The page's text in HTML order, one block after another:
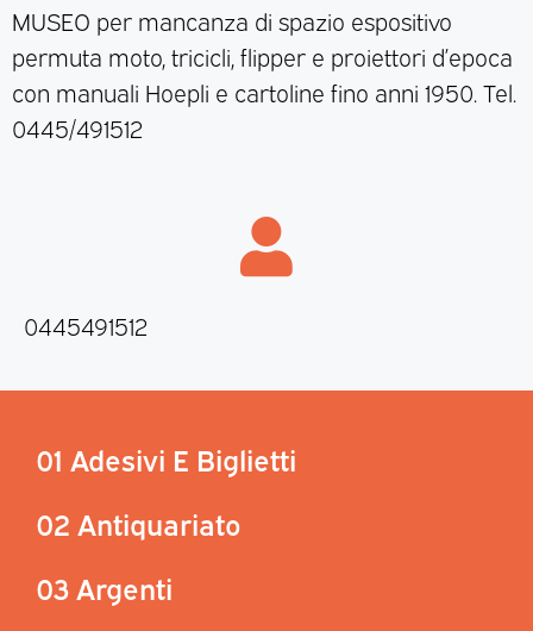
MUSEO per mancanza di spazio espositivo
permuta moto, tricicli, flipper e proiettori d’epoca
con manuali Hoepli e cartoline fino anni 1950. Tel.
0445/491512
0445491512
01 Adesivi E Biglietti
02 Antiquariato
03 Argenti